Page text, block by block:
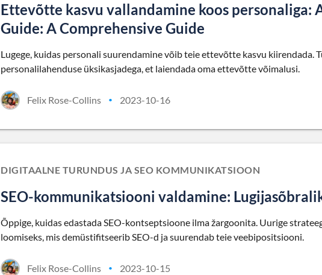
Ettevõtte kasvu vallandamine koos personaliga:
Guide: A Comprehensive Guide
Lugege, kuidas personali suurendamine võib teie ettevõtte kasvu kiirendada.
personalilahenduse üksikasjadega, et laiendada oma ettevõtte võimalusi.
Felix Rose-Collins • 2023-10-16
DIGITAALNE TURUNDUS JA SEO KOMMUNIKATSIOON
SEO-kommunikatsiooni valdamine:
Õppige, kuidas edastada SEO-kontseptsioone ilma žargoonita. Uurige
loomiseks, mis demüstifitseerib SEO-d ja suurendab teie veebipositsiooni.
Felix Rose-Collins • 2023-10-15